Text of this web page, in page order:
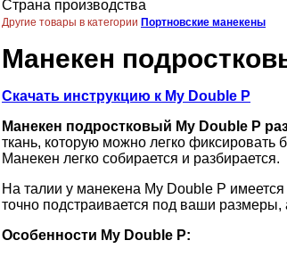
Страна производства
Другие товары в категории Портновские манекены
Манекен
Скачать инструкцию к My Double P
Манекен подростковый My Double P
ткань, которую можно легко фиксировать
Манекен легко собирается и разбирается.
На талии у манекена My Double P
точно подстраивается под ваши
Особенности My Double P: